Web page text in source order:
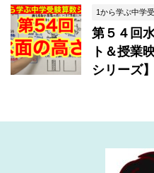
1から学ぶ中学
第５４回
ト＆授業
シリーズ】